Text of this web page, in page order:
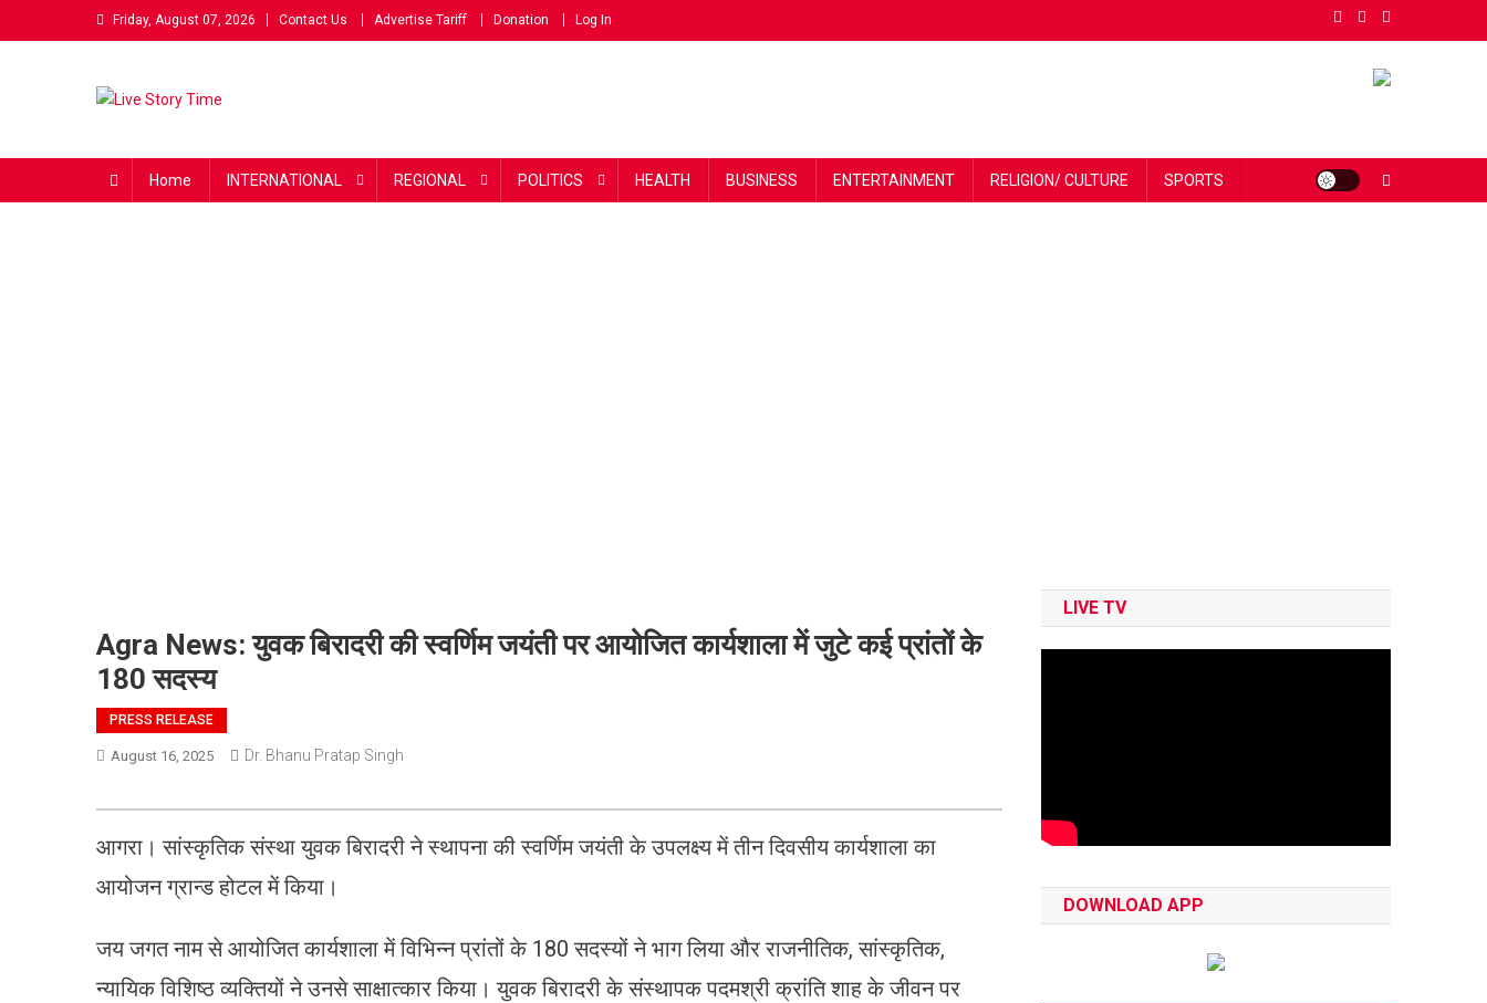
to
Friday, August 07, 2026 Contact Us Advertise Tariff Donation Log In
Home INTERNATIONAL REGIONAL POLITICS HEALTH BUSINESS ENTERTAINMENT RELIGION/ CULTURE SPORTS
Agra News: युवक बिरादरी की स्वर्णिम जयंती पर आयोजित कार्यशाला में जुटे कई प्रांतों के
180 सदस्य
PRESS RELEASE
August 16, 2025 Dr. Bhanu Pratap Singh
आगरा। सांस्कृतिक संस्था युवक बिरादरी ने स्थापना की स्वर्णिम जयंती के उपलक्ष्य में तीन दिवसीय कार्यशाला का
आयोजन ग्रान्ड होटल में किया।
जय जगत नाम से आयोजित कार्यशाला में विभिन्न प्रांतों के 180 सदस्यों ने भाग लिया और राजनीतिक, सांस्कृतिक,
न्यायिक विशिष्ठ व्यक्तियों ने उनसे साक्षात्कार किया। युवक बिरादरी के संस्थापक पदमश्री क्रांति शाह के जीवन पर
LIVE TV
DOWNLOAD APP